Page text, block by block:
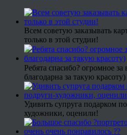
Всем советую заказывать
только в этой студии!
Ребята спасибо? огромное
благодарна за такую красоту)
Удивить супруга подарком
художники, оценили!